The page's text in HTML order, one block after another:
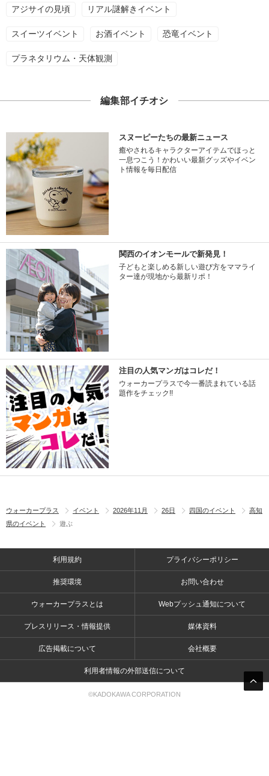
アジサイの見頃 リアル謎解きイベント
スイーツイベント お酒イベント 恐竜イベント
プラネタリウム・天体観測
編集部イチオシ
スヌーピーたちの最新ニュース
癒やされるキャラクターアイテムでほっと
一息つこう！かわいい最新グッズやイベン
ト情報を毎日配信
関西のイオンモールで新発見！
子どもと楽しめる新しい遊び方をママライ
ター達が現地から最新リポ！
注目の人気マンガはコレだ！
ウォーカープラスで今一番読まれている話
題作をチェック!!
ウォーカープラス イベント 2026年11月 26日 四国のイベント
高知
県のイベント
遊ぶ
利用規約 プライバシーポリシー
推奨環境 お問い合わせ
ウォーカープラスとは Webプッシュ通知について
プレスリリース・情報提供 媒体資料
広告掲載について 会社概要
利用者情報の外部送信について
©KADOKAWA CORPORATION